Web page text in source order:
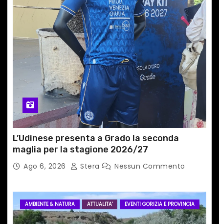
i
c
o
l
i
L’Udinese presenta a Grado la seconda
maglia per la stagione 2026/27
Ago 6, 2026 Stera Nessun Commento
AMBIENTE & NATURA ATTUALITA' EVENTI GORIZIA E PROVINCIA